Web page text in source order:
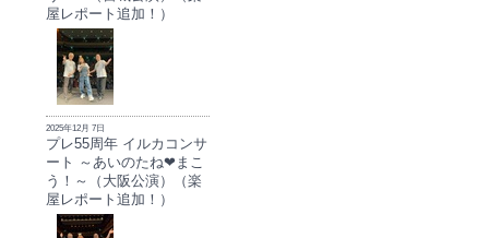
屋レポート追加！）
2025年12月 7日
プレ55周年 イルカコンサ
ート ～あいのたね❤まこ
う！～（大阪公演）（楽
屋レポート追加！）